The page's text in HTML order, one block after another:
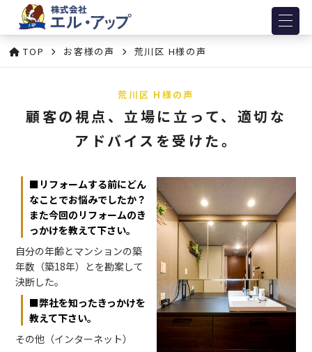
TOP お客様の声 荒川区 H様の声
荒川区 H様の声
顧客の視点、立場に立って、適切な
アドバイスを受けた。
■リフォームする前にどん
なことでお悩みでしたか？
また今回のリフォームのき
っかけを教えて下さい。
自分の年齢とマンションの築
年数（築18年）とを勘案して
決断した。
■弊社を知ったきっかけを
教えて下さい。
その他（インターネット）